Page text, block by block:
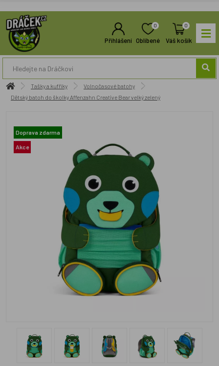
Přihlášení
0
Oblíbené
0
Váš košík
Tašky a kufříky
Volnočasové batohy
Dětský batoh do školky Affenzahn Creative Bear velký zelený
Doprava zdarma
Akce